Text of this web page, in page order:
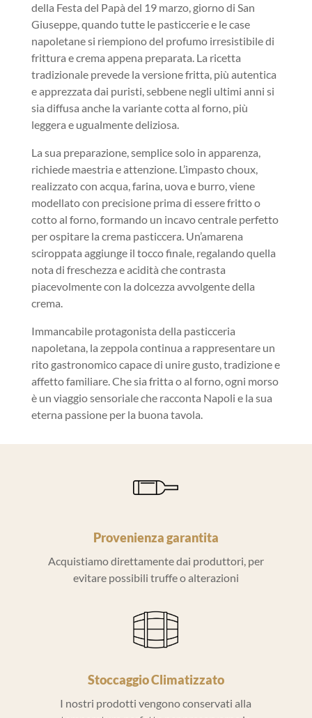
della Festa del Papà del 19 marzo, giorno di San
Giuseppe, quando tutte le pasticcerie e le case
napoletane si riempiono del profumo irresistibile di
frittura e crema appena preparata. La ricetta
tradizionale prevede la versione fritta, più autentica
e apprezzata dai puristi, sebbene negli ultimi anni si
sia diffusa anche la variante cotta al forno, più
leggera e ugualmente deliziosa.
La sua preparazione, semplice solo in apparenza,
richiede maestria e attenzione. L’impasto choux,
realizzato con acqua, farina, uova e burro, viene
modellato con precisione prima di essere fritto o
cotto al forno, formando un incavo centrale perfetto
per ospitare la crema pasticcera. Un’amarena
sciroppata aggiunge il tocco finale, regalando quella
nota di freschezza e acidità che contrasta
piacevolmente con la dolcezza avvolgente della
crema.
Immancabile protagonista della pasticceria
napoletana, la zeppola continua a rappresentare un
rito gastronomico capace di unire gusto, tradizione e
affetto familiare. Che sia fritta o al forno, ogni morso
è un viaggio sensoriale che racconta Napoli e la sua
eterna passione per la buona tavola.
Provenienza garantita
Acquistiamo direttamente dai produttori, per
evitare possibili truffe o alterazioni
Stoccaggio Climatizzato
I nostri prodotti vengono conservati alla